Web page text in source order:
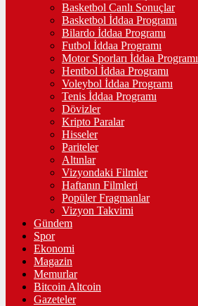
Basketbol Canlı Sonuçlar
Basketbol İddaa Programı
Bilardo İddaa Programı
Futbol İddaa Programı
Motor Sporları İddaa Programı
Hentbol İddaa Programı
Voleybol İddaa Programı
Tenis İddaa Programı
Dövizler
Kripto Paralar
Hisseler
Pariteler
Altınlar
Vizyondaki Filmler
Haftanın Filmleri
Popüler Fragmanlar
Vizyon Takvimi
Gündem
Spor
Ekonomi
Magazin
Memurlar
Bitcoin Altcoin
Gazeteler